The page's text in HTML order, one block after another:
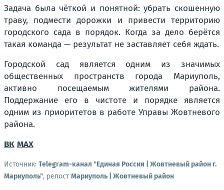
Задача была чёткой и понятной: убрать скошенную
траву, подмести дорожки и привести территорию
городского сада в порядок. Когда за дело берётся
такая команда — результат не заставляет себя ждать.
Городской сад является одним из значимых
общественных пространств города Мариуполь,
активно посещаемым жителями района.
Поддержание его в чистоте и порядке является
одним из приоритетов в работе Управы Жовтневого
района.
ВК МАХ
Источник: Telegram-канал "Единая Россия | Жовтневый район г.
Мариуполь", репостМариуполь | Жовтневый район